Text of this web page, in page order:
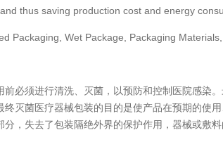
thus saving production cost and energy
Packaging, Wet Package, Packaging
须进行清洗、灭菌，以预防和控制医院感染
终灭菌医疗器械包装的目的是使产品在预期的使
，失去了包装隔绝外界的保护作用，器械或敷料